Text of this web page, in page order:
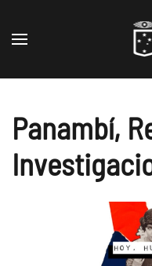
Skip to main content
Panambí,